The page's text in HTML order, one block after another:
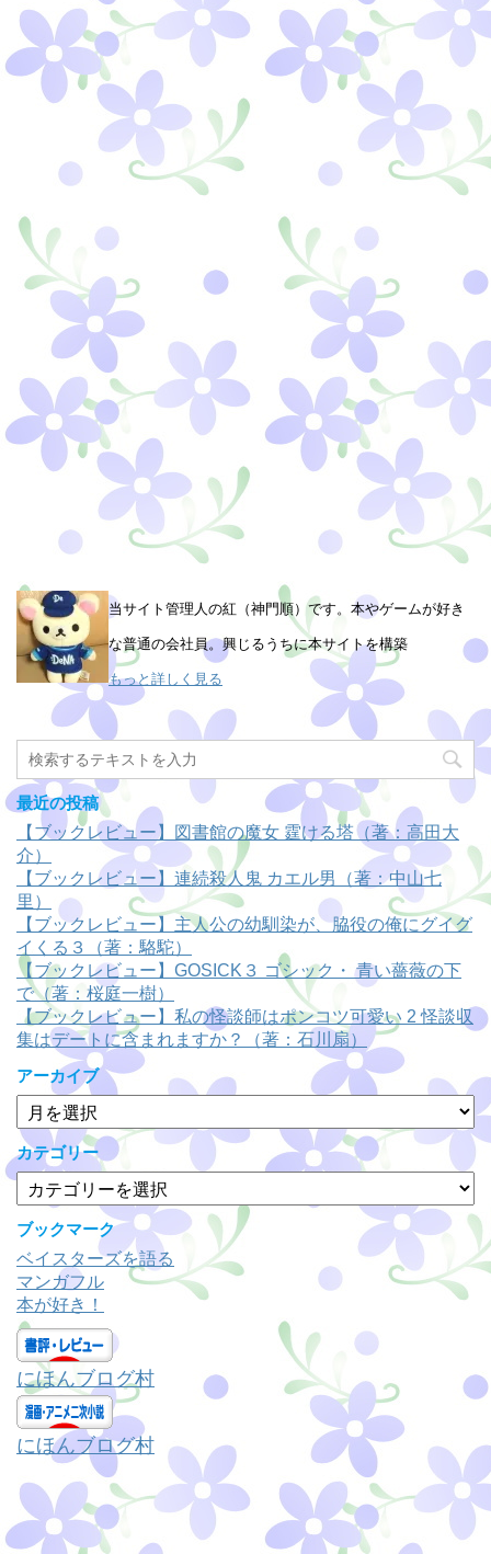
当サイト管理人の紅（神門順）です。本やゲームが好き
な普通の会社員。興じるうちに本サイトを構築
もっと詳しく見る
最近の投稿
【ブックレビュー】図書館の魔女 霆ける塔（著：高田大
介）
【ブックレビュー】連続殺人鬼 カエル男（著：中山七
里）
【ブックレビュー】主人公の幼馴染が、脇役の俺にグイグ
イくる３（著：駱駝）
【ブックレビュー】GOSICK３ ゴシック・ 青い薔薇の下
で（著：桜庭一樹）
【ブックレビュー】私の怪談師はポンコツ可愛い 2 怪談収
集はデートに含まれますか？（著：石川扇）
アーカイブ
ア
ー
カ
イ
ブ
カテゴリー
カ
テ
ゴ
リ
ー
ブックマーク
ベイスターズを語る
マンガフル
本が好き！
にほんブログ村
にほんブログ村